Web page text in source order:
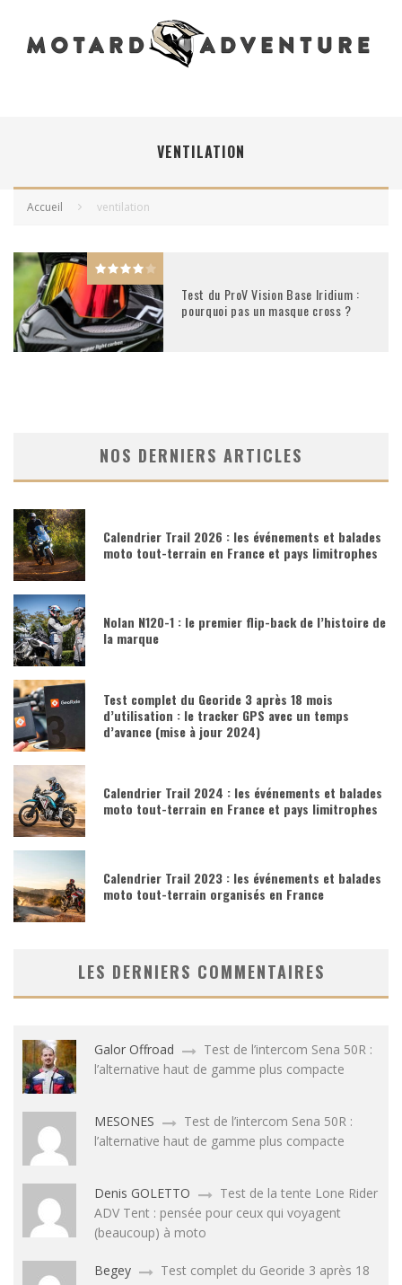
VENTILATION
Accueil ventilation
Test du ProV Vision Base Iridium :
pourquoi pas un masque cross ?
NOS DERNIERS ARTICLES
Calendrier Trail 2026 : les événements et balades
moto tout-terrain en France et pays limitrophes
Nolan N120-1 : le premier flip-back de l’histoire de
la marque
Test complet du Georide 3 après 18 mois
d’utilisation : le tracker GPS avec un temps
d’avance (mise à jour 2024)
Calendrier Trail 2024 : les événements et balades
moto tout-terrain en France et pays limitrophes
Calendrier Trail 2023 : les événements et balades
moto tout-terrain organisés en France
LES DERNIERS COMMENTAIRES
Galor Offroad
Test de l’intercom Sena 50R :
l’alternative haut de gamme plus compacte
MESONES
Test de l’intercom Sena 50R :
l’alternative haut de gamme plus compacte
Denis GOLETTO
Test de la tente Lone Rider
ADV Tent : pensée pour ceux qui voyagent
(beaucoup) à moto
Begey
Test complet du Georide 3 après 18